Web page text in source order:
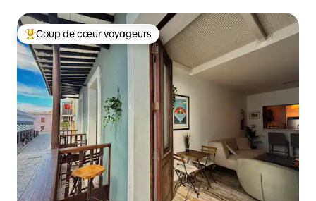
Coups de cœur voyageurs les plus appréciés
Coup de cœur voyageurs